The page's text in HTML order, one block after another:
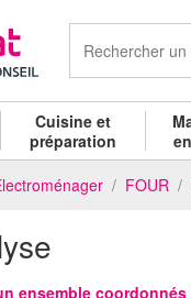
Cuisine et
préparation
FOUR
ensemble